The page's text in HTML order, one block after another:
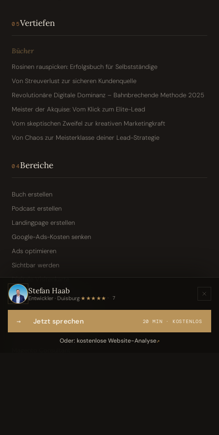
05Vertiefen
Bücher
Rosinen rauspicken: Erfolgsbuch für Selbstständige
Von Streuverlust zur sicheren Kundenquelle
Revolutionäre Digitale Dominanz – Bahnbrechende Methode 2025
Meister der Akquise: Vom Klick zum Elite-Lead
Vom skeptischen Zweifel zur kreativen Marketingkraft
Von Chaos zur Meisterklasse deiner Lead-Strategie
04Bereiche
Buch erstellen
Podcast erstellen
Landingpage erstellen
Google-Ads-Kosten senken
Ads optimieren
Sichtbar werden
Digitale Visitenkarte
KI-Assistent (Toni · Jarvis)
Webseite per Sprache
Stefan Haab
Entwickler · Duisburg·★★★★★ 7
→ Jetzt sprechen 20 MIN · KOSTENLOS
Oder: kostenlose Website-Analyse↗